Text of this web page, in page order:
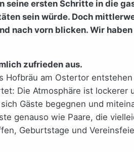
seine ersten Schritte in die
sein würde. Doch
nach vorn blicken. Wir
zufrieden aus.
Hofbräu am Ostertor
Die Atmosphäre ist lockerer
Gäste begegnen und
genauso wie Paare, die
Geburtstage und